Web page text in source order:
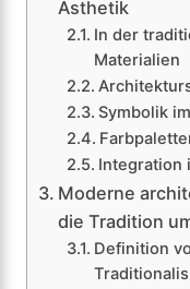
Ästhetik
In der
Materialien
Symbolik
Integration
Moderne
die Tradition
Definition